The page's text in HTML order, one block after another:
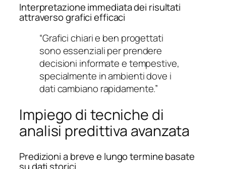
Interpretazione immediata dei risultati
attraverso grafici efficaci
“Grafici chiari e ben progettati
sono essenziali per prendere
decisioni informate e tempestive,
specialmente in ambienti dove i
dati cambiano rapidamente.”
Impiego di tecniche di
analisi predittiva avanzata
Predizioni a breve e lungo termine basate